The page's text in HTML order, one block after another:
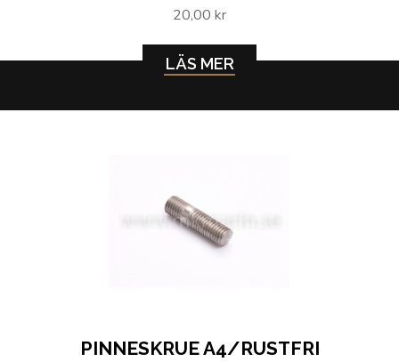
20,00 kr
LÄS MER
PINNESKRUE A4/RUSTFRI